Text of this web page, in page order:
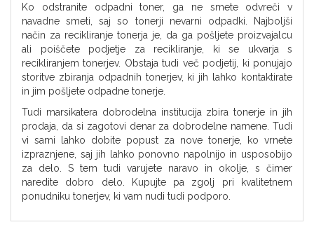
Ko odstranite odpadni toner, ga ne smete odvreči v
navadne smeti, saj so tonerji nevarni odpadki. Najboljši
način za recikliranje tonerja je, da ga pošljete proizvajalcu
ali poiščete podjetje za recikliranje, ki se ukvarja s
recikliranjem tonerjev. Obstaja tudi več podjetij, ki ponujajo
storitve zbiranja odpadnih tonerjev, ki jih lahko kontaktirate
in jim pošljete odpadne tonerje.
Tudi marsikatera dobrodelna institucija zbira tonerje in jih
prodaja, da si zagotovi denar za dobrodelne namene. Tudi
vi sami lahko dobite popust za nove tonerje, ko vrnete
izpraznjene, saj jih lahko ponovno napolnijo in usposobijo
za delo. S tem tudi varujete naravo in okolje, s čimer
naredite dobro delo. Kupujte pa zgolj pri kvalitetnem
ponudniku tonerjev, ki vam nudi tudi podporo.